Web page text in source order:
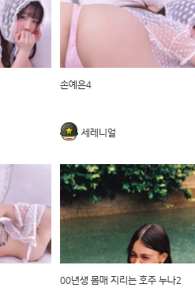
손예은4
세레니얼
00년생 몸매 지리는 호주 누나2